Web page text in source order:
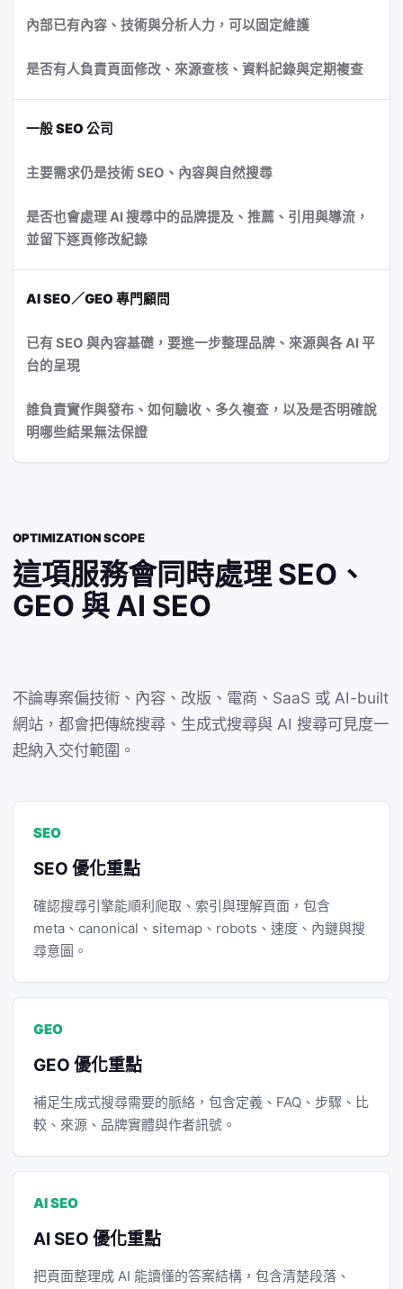
內部已有內容、技術與分析人力，可以固定維護
是否有人負責頁面修改、來源查核、資料記錄與定期複查
一般 SEO 公司
主要需求仍是技術 SEO、內容與自然搜尋
是否也會處理 AI 搜尋中的品牌提及、推薦、引用與導流，
並留下逐頁修改紀錄
AI SEO／GEO 專門顧問
已有 SEO 與內容基礎，要進一步整理品牌、來源與各 AI 平
台的呈現
誰負責實作與發布、如何驗收、多久複查，以及是否明確說
明哪些結果無法保證
OPTIMIZATION SCOPE
這項服務會同時處理 SEO、
GEO 與 AI SEO
不論專案偏技術、內容、改版、電商、SaaS 或 AI-built
網站，都會把傳統搜尋、生成式搜尋與 AI 搜尋可見度一
起納入交付範圍。
SEO
SEO 優化重點
確認搜尋引擎能順利爬取、索引與理解頁面，包含
meta、canonical、sitemap、robots、速度、內鏈與搜
尋意圖。
GEO
GEO 優化重點
補足生成式搜尋需要的脈絡，包含定義、FAQ、步驟、比
較、來源、品牌實體與作者訊號。
AI SEO
AI SEO 優化重點
把頁面整理成 AI 能讀懂的答案結構，包含清楚段落、